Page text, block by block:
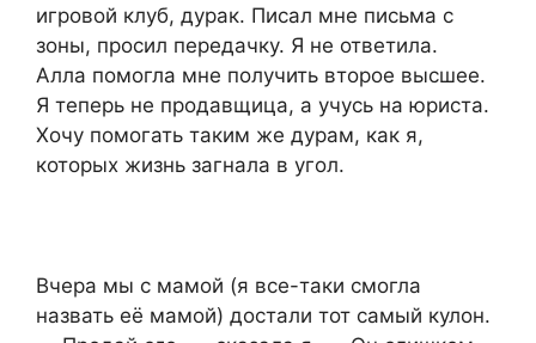
игровой клуб, дурак. Писал мне письма с
зоны, просил передачку. Я не ответила.
Алла помогла мне получить второе высшее.
Я теперь не продавщица, а учусь на юриста.
Хочу помогать таким же дурам, как я,
которых жизнь загнала в угол.
Вчера мы с мамой (я все-таки смогла
назвать её мамой) достали тот самый кулон.